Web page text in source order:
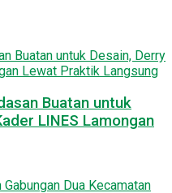
Buatan untuk
LINES Lamongan